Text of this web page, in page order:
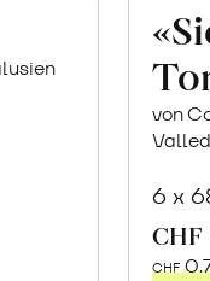
von
6 x
CHF
CHF